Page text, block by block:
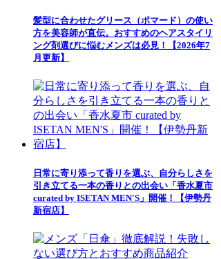
髪型に合わせたグリース（ポマード）の使い
方を美容師が直伝。おすすめのヘアスタイリ
ング剤選びに悩むメンズは必見！【2026年7
月更新】
日常に寄り添って香りを選ぶ、自分らしさを
引き立てる一本の香りとの出会い「香水夏市
curated by ISETAN MEN'S」開催！【伊勢丹
新宿店】